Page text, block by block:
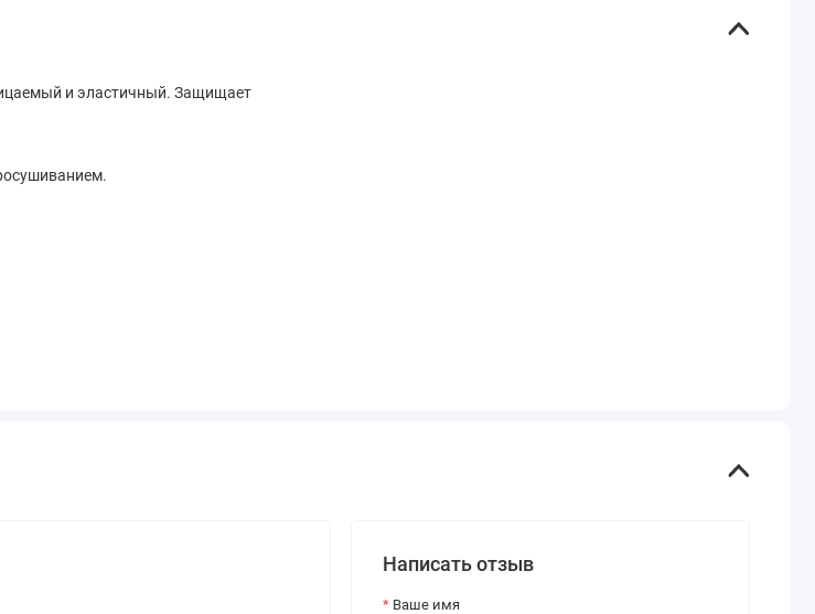
и эластичный. Защищает
Написать отзыв
Ваше имя